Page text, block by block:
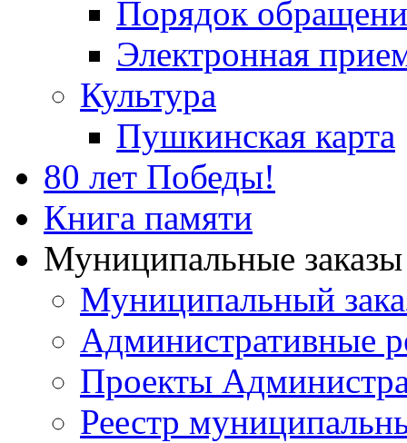
Порядок
Электронная
Культура
Пушкинская карта
80 лет Победы!
Книга памяти
Муниципальные
Муниципальный
Административные
Проекты
Реестр